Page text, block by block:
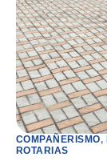
COMPAÑERISMO,
ROTARIAS